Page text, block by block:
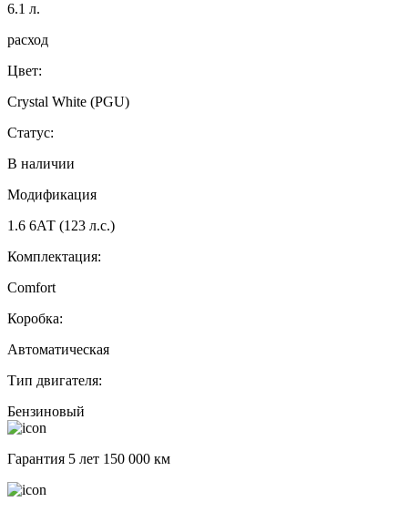
6.1 л.
расход
Цвет:
Crystal White (PGU)
Статус:
В наличии
Модификация
1.6 6АТ (123 л.с.)
Комплектация:
Comfort
Коробка:
Автоматическая
Тип двигателя:
Бензиновый
Гарантия 5 лет 150 000 км